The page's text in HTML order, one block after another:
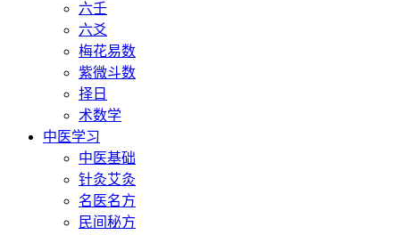
六壬
六爻
梅花易数
紫微斗数
择日
术数学
中医学习
中医基础
针灸艾灸
名医名方
民间秘方